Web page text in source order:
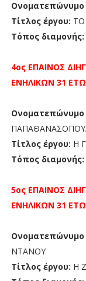
Ονοματεπώνυμο
Τίτλος έργου:
Τόπος διαμονής:
4ος ΕΠΑΙΝΟΣ
ΕΝΗΛΙΚΩΝ 31
Ονοματεπώνυμο
Τίτλος έργου: Η
Τόπος διαμονής:
5ος ΕΠΑΙΝΟΣ
ΕΝΗΛΙΚΩΝ 31
Ονοματεπώνυμο
ΝΤΑΝΟΥ
Τίτλος έργου: Η